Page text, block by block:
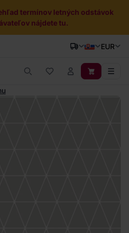
termínov letných odstávok
nájdete tu.
EUR